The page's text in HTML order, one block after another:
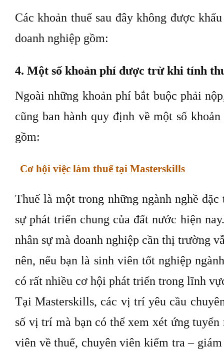
Các khoản thuế sau đây không được
doanh nghiệp gồm:
4. Một số khoản phí được trừ khi tính
Ngoài những khoản phí bắt buộc phải
cũng ban hành quy định về một số
gồm:
Cơ hội việc làm thuế tại Masterskills
Thuế là một trong những ngành nghề
sự phát triển chung của đất nước hiện
nhân sự mà doanh nghiệp cần thị trường
nên, nếu bạn là sinh viên tốt nghiệp
có rất nhiều cơ hội phát triển trong lĩnh
TạiMasterskills, các vị tríyêu cầu
số vị trí mà bạn có thể xem xét ứng
viên về thuế, chuyên viên kiểm tra –